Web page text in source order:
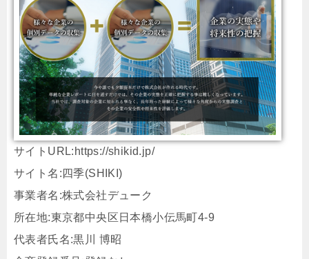
サイトURL:https://shikid.jp/
サイト名:四季(SHIKI)
事業者名:株式会社デューク
所在地:東京都中央区日本橋小伝馬町4-9
代表者氏名:黒川 博昭